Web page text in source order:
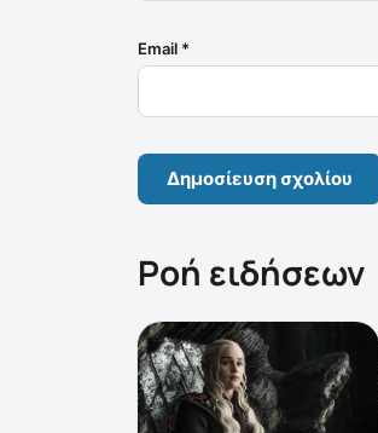
Email *
Ροή ειδήσεων